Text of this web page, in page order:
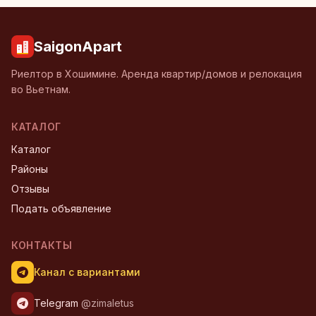
SaigonApart
Риелтор в Хошимине. Аренда квартир/домов и релокация
во Вьетнам.
КАТАЛОГ
Каталог
Районы
Отзывы
Подать объявление
КОНТАКТЫ
Канал с вариантами
Telegram @zimaletus